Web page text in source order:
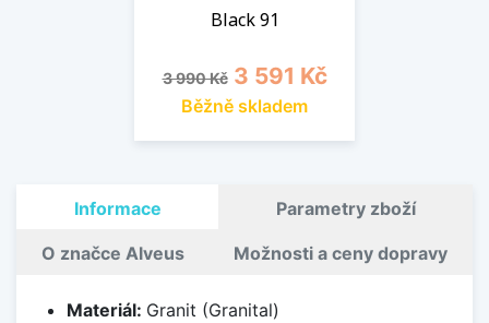
Black 91
Běžná cena
3 990 Kč Cena
3 591 Kč
Běžně skladem
Informace Parametry zboží
O značce Alveus Možnosti a ceny dopravy
Materiál: Granit (Granital)